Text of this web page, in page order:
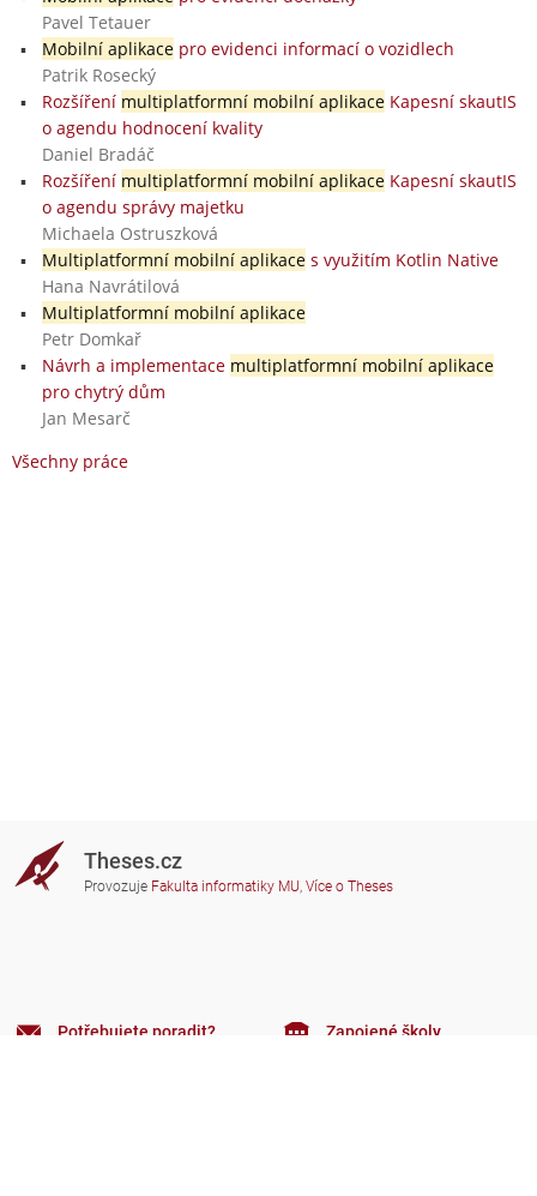
Pavel Tetauer
Mobilní aplikacepro evidenci informací o vozidlech
Patrik Rosecký
Rozšíření multiplatformní mobilní aplikaceKapesní skautIS
o agendu hodnocení kvality
Daniel Bradáč
Rozšíření multiplatformní mobilní aplikaceKapesní skautIS
o agendu správy majetku
Michaela Ostruszková
Multiplatformní mobilní aplikaces využitím Kotlin Native
Hana Navrátilová
Multiplatformní mobilní aplikace
Petr Domkař
Návrh a implementace multiplatformní mobilní aplikace
pro chytrý dům
Jan Mesarč
Všechny práce
Theses.cz
Provozuje Fakulta informatiky MU, Více o Theses
Potřebujete poradit? Zapojené školy